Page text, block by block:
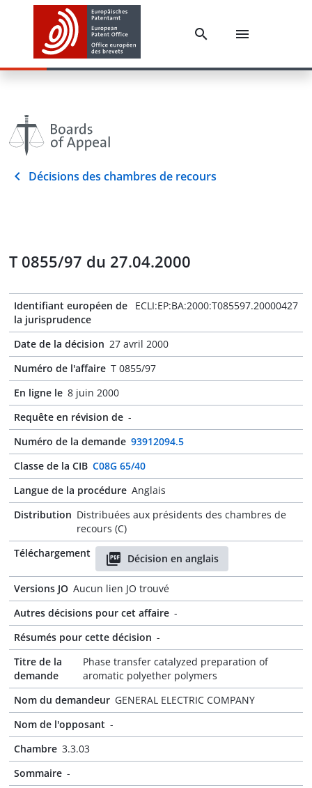
Décisions des chambres de recours
T 0855/97 du 27.04.2000
Identifiant européen de
la jurisprudence
ECLI:EP:BA:2000:T085597.20000427
Date de la décision 27 avril 2000
Numéro de l'affaire T 0855/97
En ligne le 8 juin 2000
Requête en révision de -
Numéro de la demande 93912094.5
Classe de la CIB C08G 65/40
Langue de la procédure Anglais
Distribution Distribuées aux présidents des chambres de
recours (C)
Téléchargement
Décision en anglais
Versions JO Aucun lien JO trouvé
Autres décisions pour cet affaire -
Résumés pour cette décision -
Titre de la
demande
Phase transfer catalyzed preparation of
aromatic polyether polymers
Nom du demandeur GENERAL ELECTRIC COMPANY
Nom de l'opposant -
Chambre 3.3.03
Sommaire -